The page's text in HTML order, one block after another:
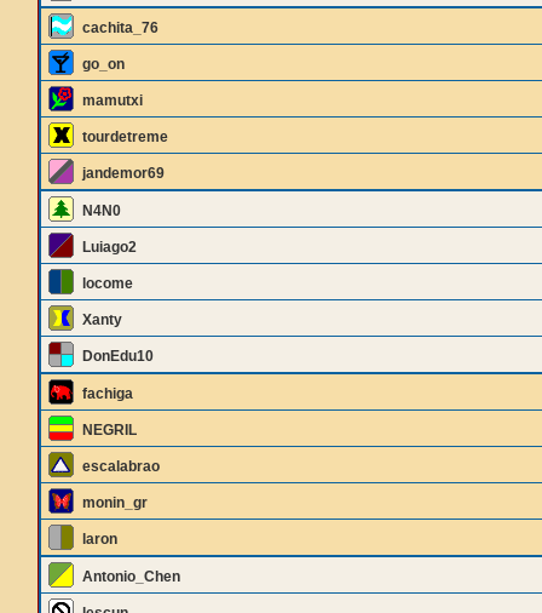
cachita_76
go_on
mamutxi
tourdetreme
jandemor69
N4N0
Luiago2
locome
Xanty
DonEdu10
fachiga
NEGRIL
escalabrao
monin_gr
laron
Antonio_Chen